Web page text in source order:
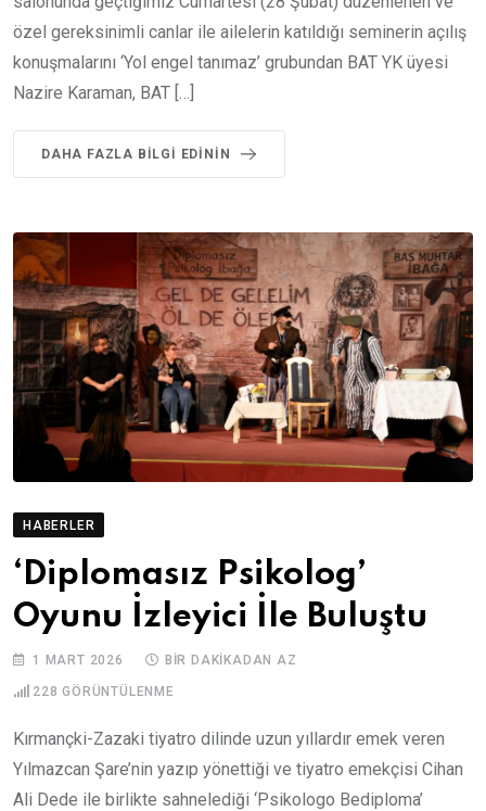
özel gereksinimli canlar ile ailelerin katıldığı seminerin açılış
konuşmalarını ‘Yol engel tanımaz’ grubundan BAT YK üyesi
Nazire Karaman, BAT […]
DAHA FAZLA BILGI EDININ
HABERLER
‘Diplomasız Psikolog’
Oyunu İzleyici İle Buluştu
1 MART 2026 BIR DAKIKADAN AZ
228 GÖRÜNTÜLENME
Kırmançki-Zazaki tiyatro dilinde uzun yıllardır emek veren
Yılmazcan Şare’nin yazıp yönettiği ve tiyatro emekçisi Cihan
Ali Dede ile birlikte sahnelediği ‘Psikologo Bediploma’